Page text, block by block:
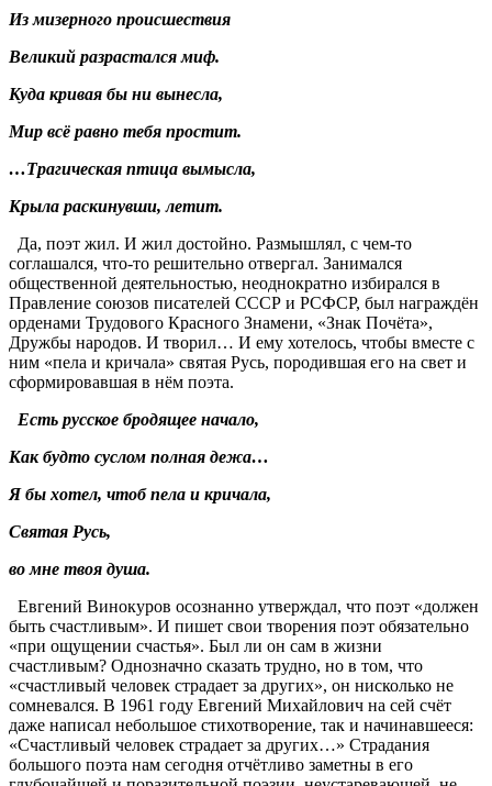
Из мизерного происшествия
Великий разрастался миф.
Куда кривая бы ни вынесла,
Мир всё равно тебя простит.
…Трагическая птица вымысла,
Крыла раскинувши, летит.
Да, поэт жил. И жил достойно. Размышлял, с чем-то
соглашался, что-то решительно отвергал. Занимался
общественной деятельностью, неоднократно избирался в
Правление союзов писателей СССР и РСФСР, был награждён
орденами Трудового Красного Знамени, «Знак Почёта»,
Дружбы народов. И творил… И ему хотелось, чтобы вместе с
ним «пела и кричала» святая Русь, породившая его на свет и
сформировавшая в нём поэта.
Есть русское бродящее начало,
Как будто суслом полная дежа…
Я бы хотел, чтоб пела и кричала,
Святая Русь,
во мне твоя душа.
Евгений Винокуров осознанно утверждал, что поэт «должен
быть счастливым». И пишет свои творения поэт обязательно
«при ощущении счастья». Был ли он сам в жизни
счастливым? Однозначно сказать трудно, но в том, что
«счастливый человек страдает за других», он нисколько не
сомневался. В 1961 году Евгений Михайлович на сей счёт
даже написал небольшое стихотворение, так и начинавшееся:
«Счастливый человек страдает за других…» Страдания
большого поэта нам сегодня отчётливо заметны в его